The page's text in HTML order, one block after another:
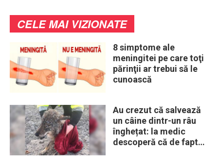
CELE MAI VIZIONATE
8 simptome ale
meningitei pe care toţi
părinţii ar trebui să le
cunoască
Au crezut că salvează
un câine dintr-un râu
înghețat: la medic
descoperă că de fapt